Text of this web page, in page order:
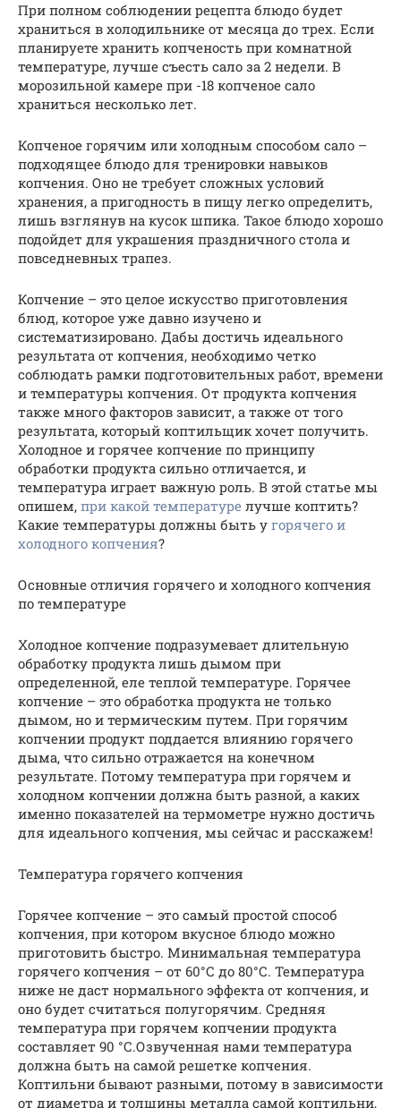
При полном соблюдении рецепта блюдо будет
храниться в холодильнике от месяца до трех. Если
планируете хранить копченость при комнатной
температуре, лучше съесть сало за 2 недели. В
морозильной камере при -18 копченое сало
храниться несколько лет.
Копченое горячим или холодным способом сало –
подходящее блюдо для тренировки навыков
копчения. Оно не требует сложных условий
хранения, а пригодность в пищу легко определить,
лишь взглянув на кусок шпика. Такое блюдо хорошо
подойдет для украшения праздничного стола и
повседневных трапез.
Копчение – это целое искусство приготовления
блюд, которое уже давно изучено и
систематизировано. Дабы достичь идеального
результата от копчения, необходимо четко
соблюдать рамки подготовительных работ, времени
и температуры копчения. От продукта копчения
также много факторов зависит, а также от того
результата, который коптильщик хочет получить.
Холодное и горячее копчение по принципу
обработки продукта сильно отличается, и
температура играет важную роль. В этой статье мы
опишем, при какой температуре лучше коптить?
Какие температуры должны быть у горячего и
холодного копчения?
Основные отличия горячего и холодного копчения
по температуре
Холодное копчение подразумевает длительную
обработку продукта лишь дымом при
определенной, еле теплой температуре. Горячее
копчение – это обработка продукта не только
дымом, но и термическим путем. При горячим
копчении продукт поддается влиянию горячего
дыма, что сильно отражается на конечном
результате. Потому температура при горячем и
холодном копчении должна быть разной, а каких
именно показателей на термометре нужно достичь
для идеального копчения, мы сейчас и расскажем!
Температура горячего копчения
Горячее копчение – это самый простой способ
копчения, при котором вкусное блюдо можно
приготовить быстро. Минимальная температура
горячего копчения – от 60°С до 80°С. Температура
ниже не даст нормального эффекта от копчения, и
оно будет считаться полугорячим. Средняя
температура при горячем копчении продукта
составляет 90 °С.Озвученная нами температура
должна быть на самой решетке копчения.
Коптильни бывают разными, потому в зависимости
от диаметра и толщины металла самой коптильни,